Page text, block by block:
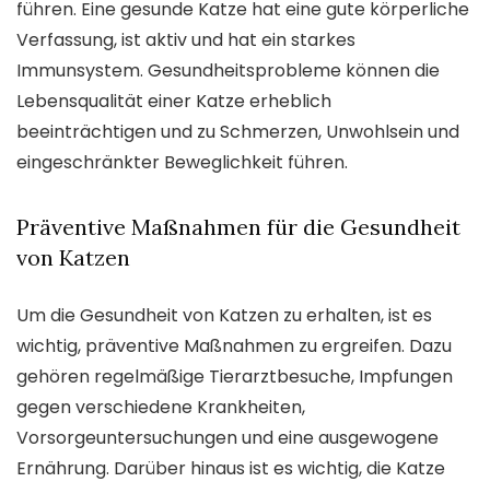
führen. Eine gesunde Katze hat eine gute körperliche
Verfassung, ist aktiv und hat ein starkes
Immunsystem. Gesundheitsprobleme können die
Lebensqualität einer Katze erheblich
beeinträchtigen und zu Schmerzen, Unwohlsein und
eingeschränkter Beweglichkeit führen.
Präventive Maßnahmen für die Gesundheit
von Katzen
Um die Gesundheit von Katzen zu erhalten, ist es
wichtig, präventive Maßnahmen zu ergreifen. Dazu
gehören regelmäßige Tierarztbesuche, Impfungen
gegen verschiedene Krankheiten,
Vorsorgeuntersuchungen und eine ausgewogene
Ernährung. Darüber hinaus ist es wichtig, die Katze